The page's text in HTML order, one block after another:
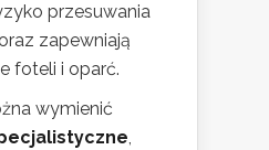
przesuwania
zapewniają
foteli i oparć.
wymienić
,